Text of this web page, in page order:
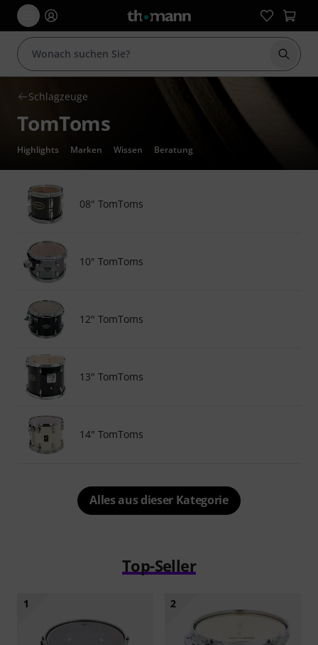
Suche
Schlagzeuge
TomToms
Highlights Marken Wissen Beratung
08" TomToms
10" TomToms
12" TomToms
13" TomToms
14" TomToms
Alles aus dieser Kategorie
Top-Seller
1 2